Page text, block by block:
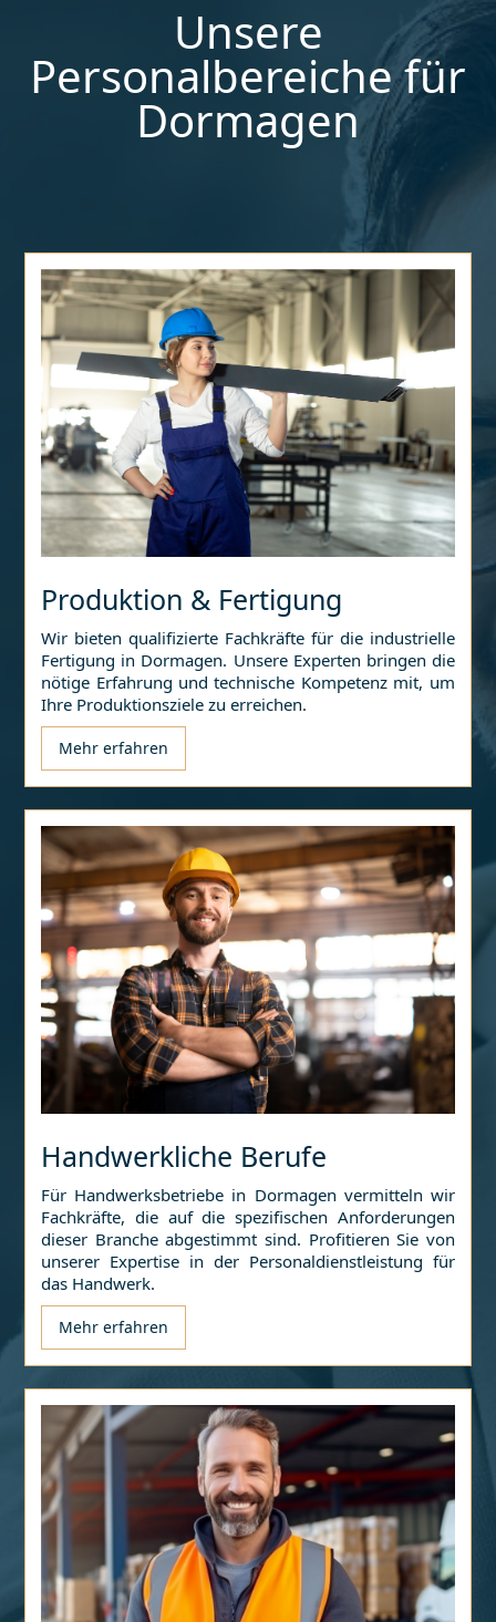
Unsere
Personalbereiche für
Dormagen
Produktion & Fertigung
Wir bieten qualifizierte Fachkräfte für die industrielle
Fertigung in Dormagen. Unsere Experten bringen die
nötige Erfahrung und technische Kompetenz mit, um
Ihre Produktionsziele zu erreichen.
Mehr erfahren
Handwerkliche Berufe
Für Handwerksbetriebe in Dormagen vermitteln wir
Fachkräfte, die auf die spezifischen Anforderungen
dieser Branche abgestimmt sind. Profitieren Sie von
unserer Expertise in der Personaldienstleistung für
das Handwerk.
Mehr erfahren